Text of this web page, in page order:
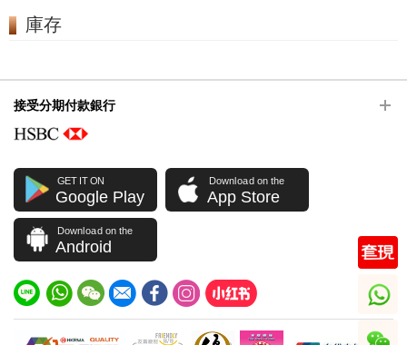
庫存
接受分期付款銀行
GET IT ON
Google Play
Download on the
App Store
Download on the
Android
whatsapp